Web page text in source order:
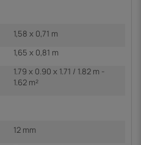
1,58 x 0,71 m
1,65 x 0,81 m
1.79 x 0.90 x 1.71 / 1.82 m -
1.62 m²
12 mm